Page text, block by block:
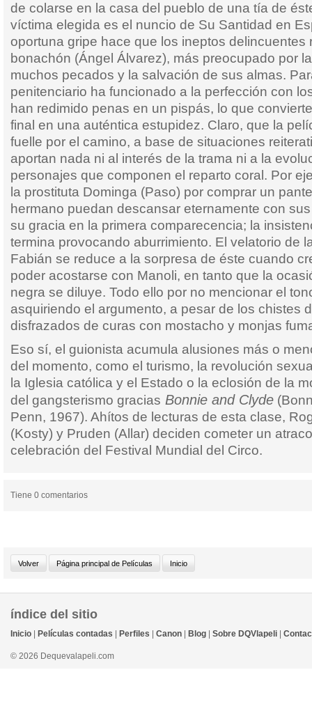
de colarse en la casa del pueblo de una tía de
víctima elegida es el nuncio de Su Santidad en
oportuna gripe hace que los ineptos delincuentes
bonachón (Ángel Álvarez), más preocupado por
muchos pecados y la salvación de sus almas.
penitenciario ha funcionado a la perfección con
han redimido penas en un pispás, lo que
final en una auténtica estupidez. Claro, que la
fuelle por el camino, a base de situaciones
aportan nada ni al interés de la trama ni a la
personajes que componen el reparto coral. Por
la prostituta Dominga (Paso) por comprar un
hermano puedan descansar eternamente con
su gracia en la primera comparecencia; la
termina provocando aburrimiento. El velatorio de
Fabián se reduce a la sorpresa de éste cuando
poder acostarse con Manoli, en tanto que la
negra se diluye. Todo ello por no mencionar el
asquiriendo el argumento, a pesar de los chistes
disfrazados de curas con mostacho y monjas
Eso sí, el guionista acumula alusiones más o
del momento, como el turismo, la revolución
la Iglesia católica y el Estado o la eclosión de la
del gangsterismo gracias Bonnie and Clyde
Penn, 1967). Ahítos de lecturas de esta clase,
(Kosty) y Pruden (Allar) deciden cometer un
celebración del Festival Mundial del Circo.
Tiene 0 comentarios
índice del sitio
Inicio Películas contadas Perfiles Canon Blog Sobre DQVlapeli
© 2026 Dequevalapeli.com